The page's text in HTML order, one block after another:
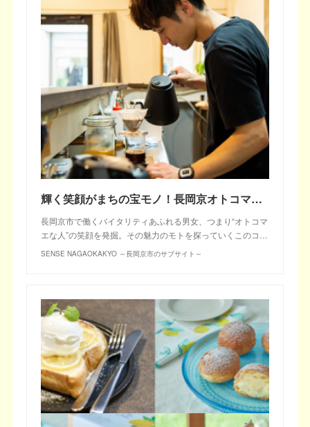
輝く笑顔がまちの宝モノ！長岡京オトコマエ手帖 vol.5 バリスタ三原さん
長岡京市で働くバイタリティあふれる男女、つまり“オトコマ
エな人”の笑顔を発掘。その魅力のモトを探っていくこのコ…
SENSE NAGAOKAKYO ～長岡京市のサブサイト～